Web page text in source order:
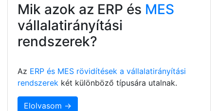
Mik azok az ERP és MES
vállalatirányítási
rendszerek?
Az ERP és MES rövidítések a vállalatirányítási
rendszerek két különböző típusára utalnak.
Elolvasom →